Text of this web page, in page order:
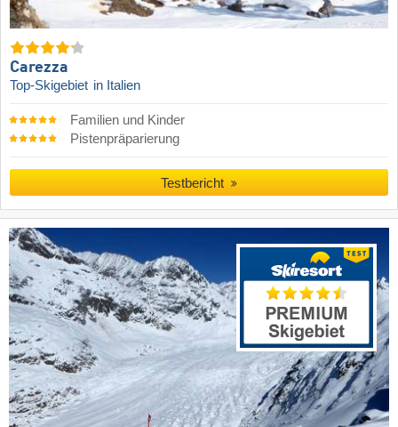
Carezza
Top-Skigebiet in Italien
Familien und Kinder
Pistenpräparierung
Testbericht